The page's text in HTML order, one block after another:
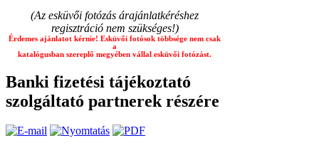
(Az esküvői fotózás árajánlatkéréshez
regisztráció nem szükséges!)
Érdemes ajánlatot kérnie! Esküvői fotósok többsége nem csak
a
katalógusban szereplő megyében vállal esküvői fotózást.
Banki fizetési tájékoztató
szolgáltató partnerek részére